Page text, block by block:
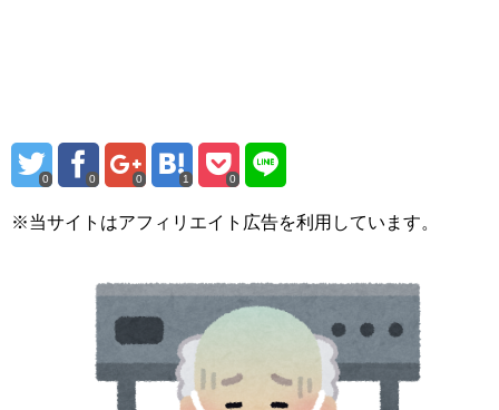
0 0 0 1 0
※当サイトはアフィリエイト広告を利用しています。